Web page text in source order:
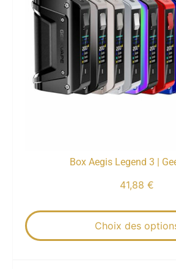
Box Aegis Legend 3 |
41,88 €
Choix des